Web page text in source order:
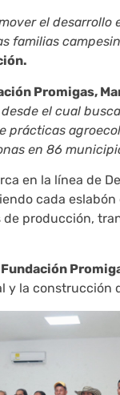
el
familias
Promigas,
desde el cual
prácticas
en 86
en la línea de
cada
producción,
y la